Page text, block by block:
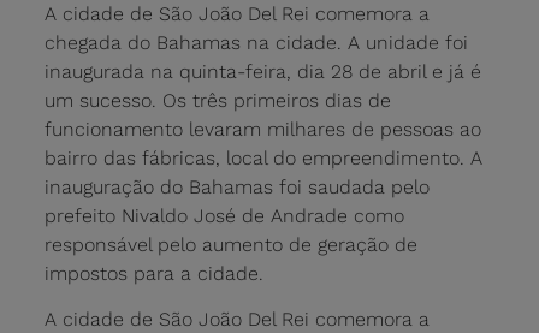
A cidade de São João Del Rei comemora a
chegada do Bahamas na cidade. A unidade foi
inaugurada na quinta-feira, dia 28 de abril e já é
um sucesso. Os três primeiros dias de
funcionamento levaram milhares de pessoas ao
bairro das fábricas, local do empreendimento. A
inauguração do Bahamas foi saudada pelo
prefeito Nivaldo José de Andrade como
responsável pelo aumento de geração de
impostos para a cidade.
A cidade de São João Del Rei comemora a